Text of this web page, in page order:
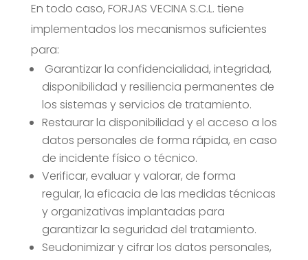
En todo caso, FORJAS VECINA S.C.L. tiene
implementados los mecanismos suficientes
para:
Garantizar la confidencialidad, integridad,
disponibilidad y resiliencia permanentes de
los sistemas y servicios de tratamiento.
Restaurar la disponibilidad y el acceso a los
datos personales de forma rápida, en caso
de incidente físico o técnico.
Verificar, evaluar y valorar, de forma
regular, la eficacia de las medidas técnicas
y organizativas implantadas para
garantizar la seguridad del tratamiento.
Seudonimizar y cifrar los datos personales,